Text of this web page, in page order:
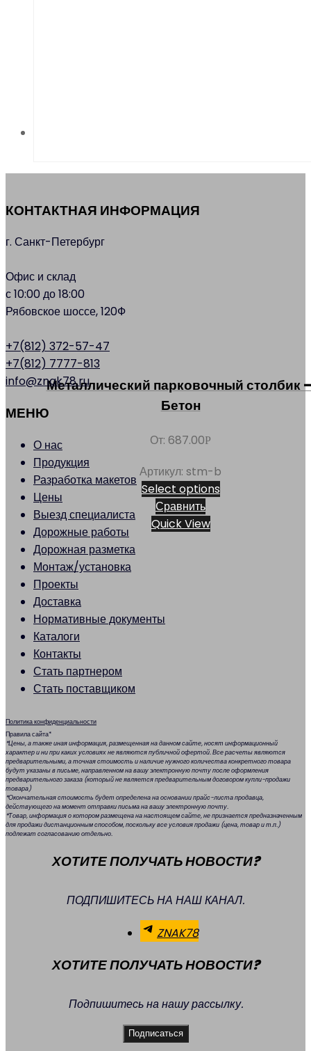
Металлический парковочный столбик
Бетон
От: 687.00Р
Артикул: stm-b
Select options
Сравнить
Quick View
КОНТАКТНАЯ ИНФОРМАЦИЯ
г. Санкт-Петербург
Офис и склад
с 10:00 до 18:00
Рябовское шоссе, 120Ф
+7(812) 372-57-47
+7(812) 7777-813
info@znak78.ru
МЕНЮ
О нас
Продукция
Разработка макетов
Цены
Выезд специалиста
Дорожные работы
Дорожная разметка
Монтаж/установка
Проекты
Доставка
Нормативные документы
Каталоги
Контакты
Стать партнером
Стать поставщиком
Политика конфиденциальности
Правила сайта*
*Цены, а также иная информация, размещенная на данном сайте, носят информационный
характер и ни при каких условиях не являются публичной офертой. Все расчеты являются
предварительными, а точная стоимость и наличие нужного количества конкретного товара
будут указаны в письме, направленном на вашу электронную почту после оформления
предварительного заказа (который не является предварительным договором купли-продажи
товара)
*Окончательная стоимость будет определена на основании прайс-листа продавца,
действующего на момент отправки письма на вашу электронную почту.
*Товар, информация о котором размещена на настоящем сайте, не признается предназначенным
для продажи дистанционным способом, поскольку все условия продажи (цена, товар и т.п.)
подлежат согласованию отдельно.
ХОТИТЕ ПОЛУЧАТЬ НОВОСТИ?
ПОДПИШИТЕСЬ НА НАШ КАНАЛ.
ZNAK78
ХОТИТЕ ПОЛУЧАТЬ НОВОСТИ?
Подпишитесь на нашу рассылку.
Подписаться